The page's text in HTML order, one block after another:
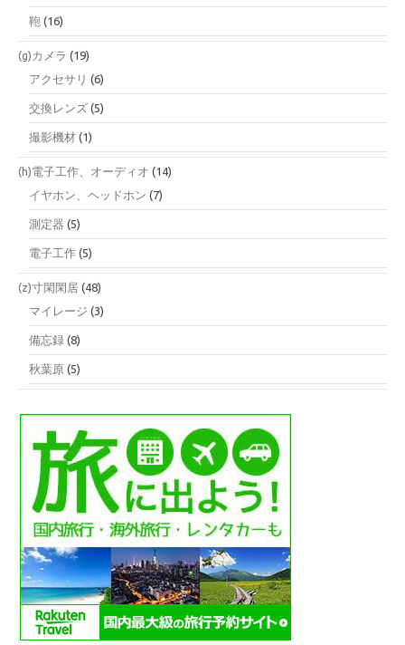
鞄 (16)
(g)カメラ (19)
アクセサリ (6)
交換レンズ (5)
撮影機材 (1)
(h)電子工作、オーディオ (14)
イヤホン、ヘッドホン (7)
測定器 (5)
電子工作 (5)
(z)寸閑閑居 (48)
マイレージ (3)
備忘録 (8)
秋葉原 (5)